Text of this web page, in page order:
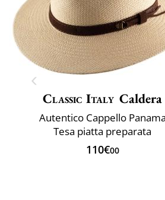
Classic Italy Caldera
Autentico Cappello Panama
Tesa piatta preparata
110€00